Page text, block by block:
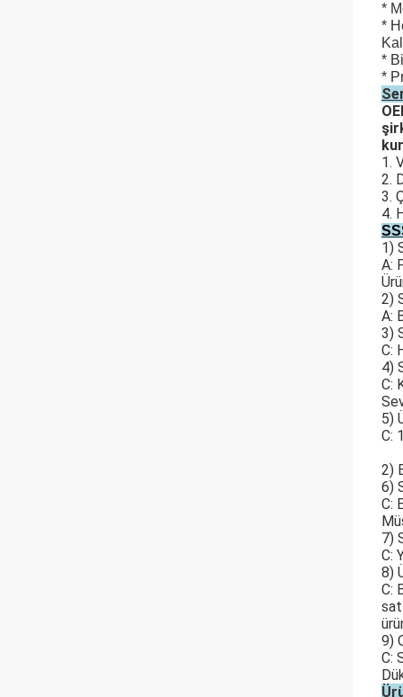
*
*
*
*
1.
2.
3.
4.
1)
A:
2)
A:
3)
C:
4)
C:
5)
C:
2)
6)
C:
7)
C:
8)
C:
9)
C: